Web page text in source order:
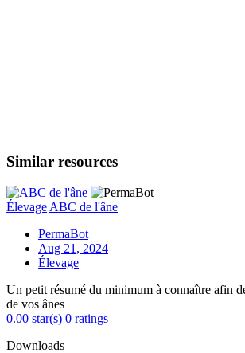
Similar resources
Élevage ABC de l'âne
PermaBot
Aug 21, 2024
Élevage
Un petit résumé du minimum à connaître afin
de vos ânes
0.00 star(s) 0 ratings
Downloads